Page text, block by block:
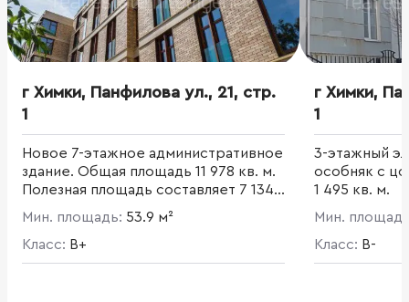
г Химки, Панфилова ул., 21, стр.
1
Новое 7-этажное административное
здание. Общая площадь 11 978 кв. м.
Полезная площадь составляет 7 134
кв. м. На 1 этаже расположены
торговые помещения. Со 2-7 этажи -
апартаменты с панорамным
остеклением.
Мин. площадь: 53.9 м²
Класс: B+
г Химки,
1
3-этажный
особняк с
1 495 кв. м.
Мин.
Класс: B-